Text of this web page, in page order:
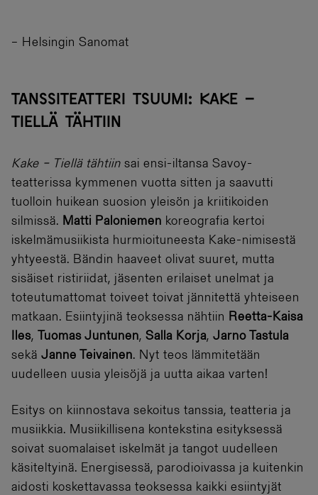
– Helsingin Sanomat
TANSSITEATTERI TSUUMI: KAKE –
TIELLÄ TÄHTIIN
Kake – Tiellä tähtiin sai ensi-iltansa Savoy-
teatterissa kymmenen vuotta sitten ja saavutti
tuolloin huikean suosion yleisön ja kriitikoiden
silmissä. Matti Paloniemen koreografia kertoi
iskelmämusiikista hurmioituneesta Kake-nimisestä
yhtyeestä. Bändin haaveet olivat suuret, mutta
sisäiset ristiriidat, jäsenten erilaiset unelmat ja
toteutumattomat toiveet toivat jännitettä yhteiseen
matkaan. Esiintyjinä teoksessa nähtiin Reetta-Kaisa
Iles, Tuomas Juntunen, Salla Korja, Jarno Tastula
sekä Janne Teivainen. Nyt teos lämmitetään
uudelleen uusia yleisöjä ja uutta aikaa varten!
Esitys on kiinnostava sekoitus tanssia, teatteria ja
musiikkia. Musiikillisena kontekstina esityksessä
soivat suomalaiset iskelmät ja tangot uudelleen
käsiteltyinä. Energisessä, parodioivassa ja kuitenkin
aidosti koskettavassa teoksessa kaikki esiintyjät